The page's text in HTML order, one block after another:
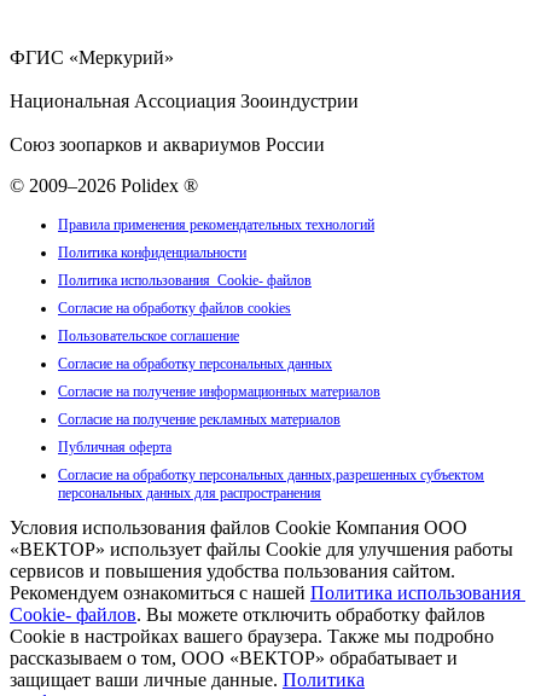
ФГИС «Меркурий»
Национальная Ассоциация Зооиндустрии
Союз зоопарков и аквариумов России
© 2009–2026 Polidex ®
Правила применения рекомендательных технологий
Политика конфиденциальности
Политика использования Cookie- файлов
Согласие на обработку файлов cookies
Пользовательское соглашение
Согласие на обработку персональных данных
Согласие на получение информационных материалов
Согласие на получение рекламных материалов
Публичная оферта
Согласие на обработку персональных данных,разрешенных субъектом
персональных данных для распространения
Условия использования файлов Cookie Компания ООО
«ВЕКТОР» использует файлы Cookie для улучшения работы
сервисов и повышения удобства пользования сайтом.
Рекомендуем ознакомиться с нашей Политика использования
Cookie- файлов. Вы можете отключить обработку файлов
Cookie в настройках вашего браузера. Также мы подробно
рассказываем о том, ООО «ВЕКТОР» обрабатывает и
защищает ваши личные данные. Политика